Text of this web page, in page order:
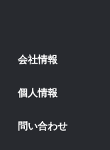
会社情報
個人情報
問い合わせ